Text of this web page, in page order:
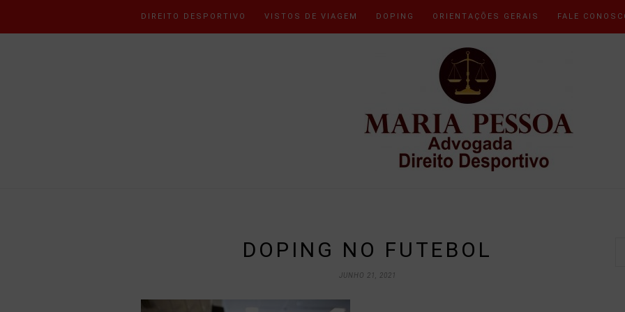
DIREITO DESPORTIVO VISTOS DE VIAGEM DOPING ORIENTAÇÕES GERAIS FALE
DOPING NO FUTEBOL
JUNHO 21, 2021